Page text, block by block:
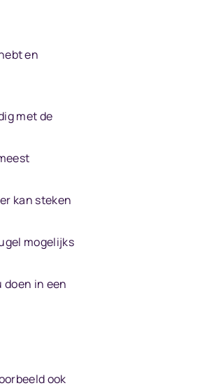
en
met de
kan steken
mogelijks
doen in een
ook